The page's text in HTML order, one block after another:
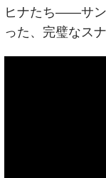
ヒナたち――サン
った、完璧なス